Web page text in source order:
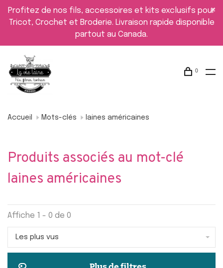
Profitez de nos fils, accessoires et kits exclusifs pour
Tricot, Crochet et Broderie. Livraison rapide disponible
partout au Canada.
0
Accueil Mots-clés laines américaines
Produits associés au mot-clé
laines américaines
Affiche 1 - 0 de 0
Les plus vus